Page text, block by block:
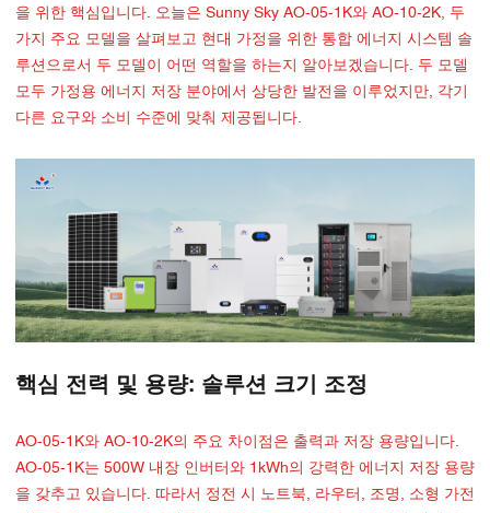
을 위한 핵심입니다. 오늘은 Sunny Sky AO-05-1K와 AO-10-2K, 두
가지 주요 모델을 살펴보고 현대 가정을 위한 통합 에너지 시스템 솔
루션으로서 두 모델이 어떤 역할을 하는지 알아보겠습니다. 두 모델
모두 가정용 에너지 저장 분야에서 상당한 발전을 이루었지만, 각기
다른 요구와 소비 수준에 맞춰 제공됩니다.
핵심 전력 및 용량: 솔루션 크기 조정
AO-05-1K와 AO-10-2K의 주요 차이점은 출력과 저장 용량입니다.
AO-05-1K는 500W 내장 인버터와 1kWh의 강력한 에너지 저장 용량
을 갖추고 있습니다. 따라서 정전 시 노트북, 라우터, 조명, 소형 가전